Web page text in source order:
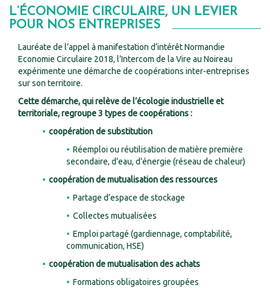
L’ÉCONOMIE CIRCULAIRE, UN LEVIER
POUR NOS ENTREPRISES
Lauréate de l’appel à manifestation d’intérêt Normandie
Economie Circulaire 2018, l’Intercom de la Vire au Noireau
expérimente une démarche de coopérations inter-entreprises
sur son territoire.
Cette démarche, qui relève de l’écologie industrielle et
territoriale, regroupe 3 types de coopérations :
coopération de substitution
Réemploi ou réutilisation de matière première
secondaire, d’eau, d’énergie (réseau de chaleur)
coopération de mutualisation des ressources
Partage d’espace de stockage
Collectes mutualisées
Emploi partagé (gardiennage, comptabilité,
communication, HSE)
coopération de mutualisation des achats
Formations obligatoires groupées